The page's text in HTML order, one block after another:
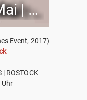
Kunst in den Mai | HRO
Event, 2017)
| ROSTOCK
Uhr